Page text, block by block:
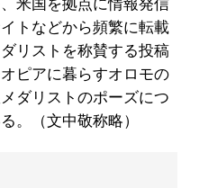
米国を拠点に情報発信
トなどから頻繁に転載
リストを称賛する投稿
ピアに暮らすオロモの
ダリストのポーズにつ
。（文中敬称略）